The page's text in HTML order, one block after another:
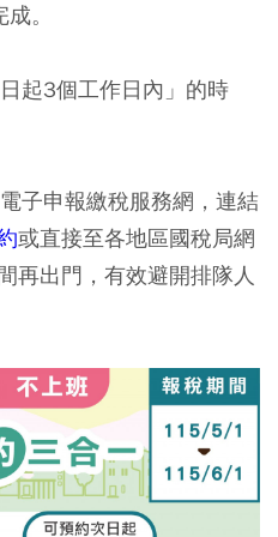
。
起3個工作日內」的時
子申報繳稅服務網，連結
或直接至各地區國稅局網
再出門，有效避開排隊人